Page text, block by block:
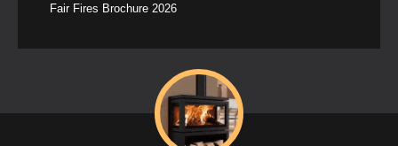
Fair Fires Brochure 2026